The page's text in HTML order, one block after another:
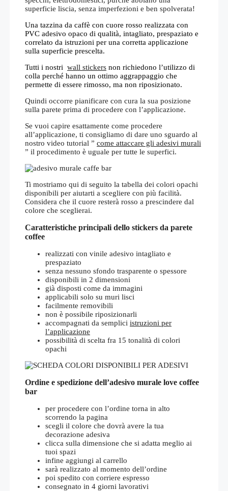
superficie liscia, senza imperfezioni e ben spolverata!
Una tazzina da caffè con cuore rosso realizzata con
PVC adesivo opaco di qualità, intagliato, prespaziato e
correlato da istruzioni per una corretta applicazione
sulla superficie prescelta.
Tutti i nostri wall stickers non richiedono l’utilizzo di
colla perché hanno un ottimo aggrappaggio che
permette di essere rimosso, ma non riposizionato.
Quindi occorre pianificare con cura la sua posizione
sulla parete prima di procedere con l’applicazione.
Se vuoi capire esattamente come procedere
all’applicazione, ti consigliamo di dare uno sguardo al
nostro video tutorial ” come attaccare gli adesivi murali
” il procedimento è uguale per tutte le superfici.
Ti mostriamo qui di seguito la tabella dei colori opachi
disponibili per aiutarti a scegliere con più facilità.
Considera che il cuore resterà rosso a prescindere dal
colore che sceglierai.
Caratteristiche principali dello stickers da parete
coffee
realizzati con vinile adesivo intagliato e
prespaziato
senza nessuno sfondo trasparente o spessore
disponibili in 2 dimensioni
già disposti come da immagini
applicabili solo su muri lisci
facilmente removibili
non è possibile riposizionarli
accompagnati da semplici istruzioni per
l’applicazione
possibilità di scelta fra 15 tonalità di colori
opachi
Ordine e spedizione dell’adesivo murale love coffee
bar
per procedere con l’ordine torna in alto
scorrendo la pagina
scegli il colore che dovrà avere la tua
decorazione adesiva
clicca sulla dimensione che si adatta meglio ai
tuoi spazi
infine aggiungi al carrello
sarà realizzato al momento dell’ordine
poi spedito con corriere espresso
consegnato in 4 giorni lavorativi